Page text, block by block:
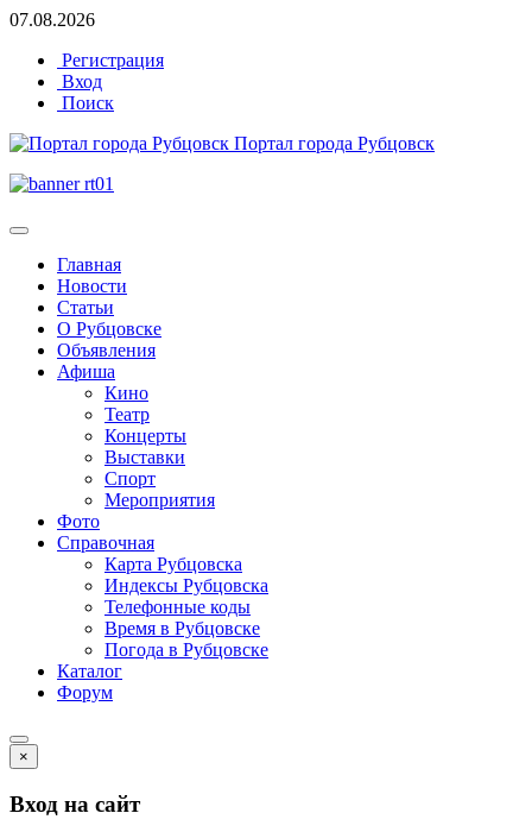
07.08.2026
Регистрация
Вход
Поиск
Портал города Рубцовск
Главная
Новости
Статьи
О Рубцовске
Объявления
Афиша
Кино
Театр
Концерты
Выставки
Спорт
Мероприятия
Фото
Справочная
Карта Рубцовска
Индексы Рубцовска
Телефонные коды
Время в Рубцовске
Погода в Рубцовске
Каталог
Форум
×
Вход на сайт